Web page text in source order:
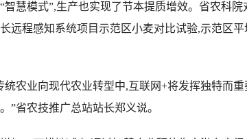
模式”,生产也实现了节本提质增效。省农科院
远程感知系统项目示范区小麦对比试验,示范区
业向现代农业转型中,互联网+将发挥独特而重
”省农技推广总站站长郑义说。